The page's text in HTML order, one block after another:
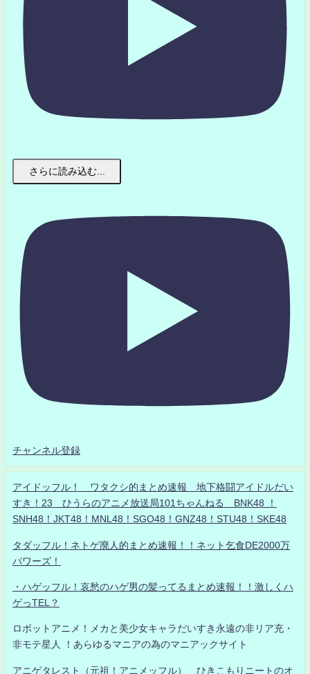
さらに読み込む...
チャンネル登録
アイドッフル！ ワタクシ的まとめ速報 地下格闘アイドルだい
すき！23 ひうらのアニメ放送局101ちゃんねる BNK48 ！
SNH48！JKT48！MNL48！SGO48！GNZ48！STU48！SKE48
タダッフル！ネトゲ廃人的まとめ速報！！ネット乞食DE2000万
パワーズ！
・ハゲッフル！哀愁のハゲ男の髪ってるまとめ速報！！激しくハ
ゲっTEL？
ロボットアニメ！メカと美少女キャラだいすき永遠の非リア充・
非モテ星人 ！あらゆるマニアの為のマニアックサイト
アニゲタレスト（元祖！アニメッフル） ひきこもりニートのオ